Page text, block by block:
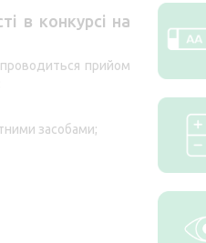
в конкурсі на
прийом
засобами;